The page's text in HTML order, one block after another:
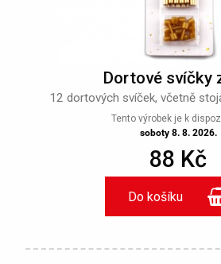
Dortové svíčky
12 dortových svíček, včetně
Tento výrobek je k
soboty 8. 8. 2026.
88 Kč